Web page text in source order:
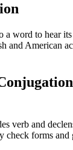
a word to hear
and American
verb and
forms and